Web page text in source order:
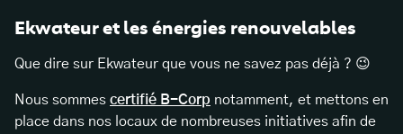
Ekwateur et les énergies renouvelables
Que dire sur Ekwateur que vous ne savez pas déjà ? 😉
Nous sommes certifié B-Corp notamment, et mettons en
place dans nos locaux de nombreuses initiatives afin de